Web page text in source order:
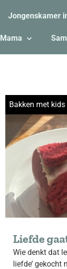
Jongenskamer
Mama
Bakken met kids
Liefde
Wie denkt dat
liefde’ gekocht